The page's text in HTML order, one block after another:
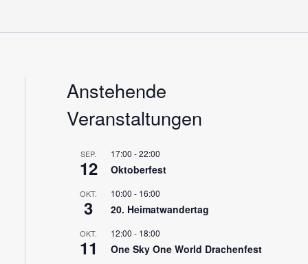
Anstehende
Veranstaltungen
SEP.
12
17:00 -22:00
Oktoberfest
OKT.
3
10:00 - 16:00
20. Heimatwandertag
OKT.
11
12:00 - 18:00
One Sky One World Drachenfest